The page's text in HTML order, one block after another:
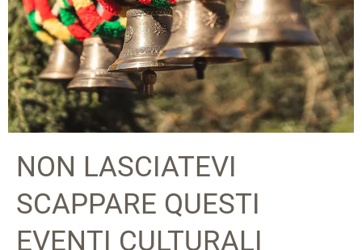
NON LASCIATEVI
SCAPPARE QUESTI
EVENTI CULTURALI